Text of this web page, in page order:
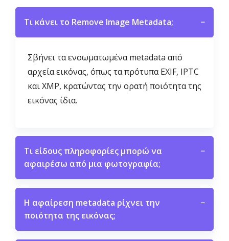
Τι κάνει το Remove Image Metadata; −
Σβήνει τα ενσωματωμένα metadata από
αρχεία εικόνας, όπως τα πρότυπα EXIF, IPTC
και XMP, κρατώντας την ορατή ποιότητα της
εικόνας ίδια.
Τι είδους πληροφορίες μπορώ να
αφαιρέσω από μια φωτογραφία;
−
Η αφαίρεση metadata ρίχνει την
ποιότητα της εικόνας;
−